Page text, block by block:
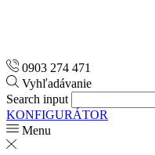
0903 274 471
Vyhľadávanie
Search input
KONFIGURÁTOR
Menu